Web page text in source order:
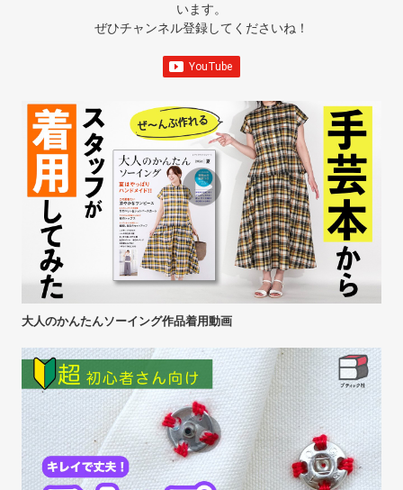
います。
ぜひチャンネル登録してくださいね！
大人のかんたんソーイング作品着用動画